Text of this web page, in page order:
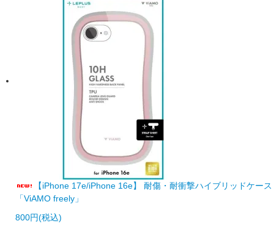
【iPhone 17e/iPhone 16e】 耐傷・耐衝撃ハイブリッドケース
「ViAMO freely」
800円(税込)